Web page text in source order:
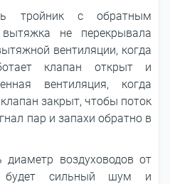
тройник с обратным
не перекрывала
вентиляции, когда
клапан открыт и
вентиляция, когда
закрыт, чтобы поток
пар и запахи обратно в
диаметр воздуховодов от
будет сильный шум и